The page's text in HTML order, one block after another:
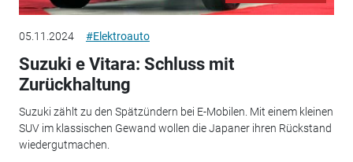
05.11.2024 #Elektroauto
Suzuki e Vitara: Schluss mit
Zurückhaltung
Suzuki zählt zu den Spätzündern bei E-Mobilen. Mit einem kleinen
SUV im klassischen Gewand wollen die Japaner ihren Rückstand
wiedergutmachen.